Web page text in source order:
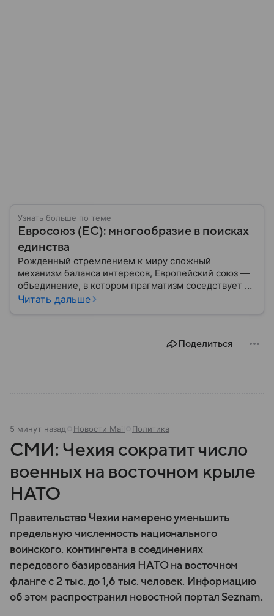
Узнать больше по теме
Евросоюз (ЕС): многообразие в поисках
единства
Рожденный стремлением к миру сложный
механизм баланса интересов, Европейский союз —
объединение, в котором прагматизм соседствует с
идеализмом. Амбициозный проект превратил
Читать дальше
Поделиться
5 минут назад Новости Mail Политика
СМИ: Чехия сократит число
военных на восточном крыле
НАТО
Правительство Чехии намерено уменьшить
предельную численность национального
воинского. контингента в соединениях
передового базирования НАТО на восточном
фланге с 2 тыс. до 1,6 тыс. человек. Информацию
об этом распространил новостной портал Seznam.